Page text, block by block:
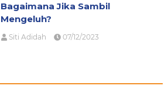
Bagaimana Jika Sambil
Mengeluh?
Siti Adidah 07/12/2023